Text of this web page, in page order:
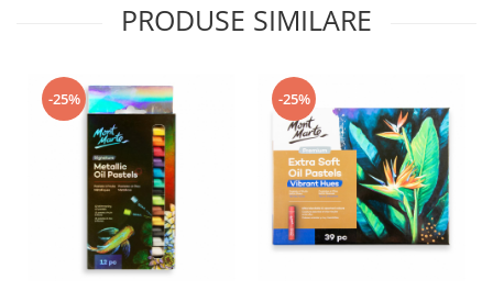
PRODUSE SIMILARE
-25% -25%